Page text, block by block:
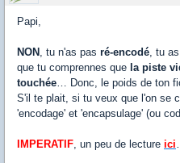
Papi,
NON , tu n'as pas ré-encodé , tu as
que tu comprennes que la piste
touchée … Donc, le poids de ton
S'il te plait, si tu veux que l'on se
'encodage' et 'encapsulage' (ou
IMPERATIF , un peu de lecture ici